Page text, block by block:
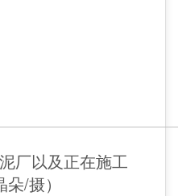
厂以及正在施工
/摄）